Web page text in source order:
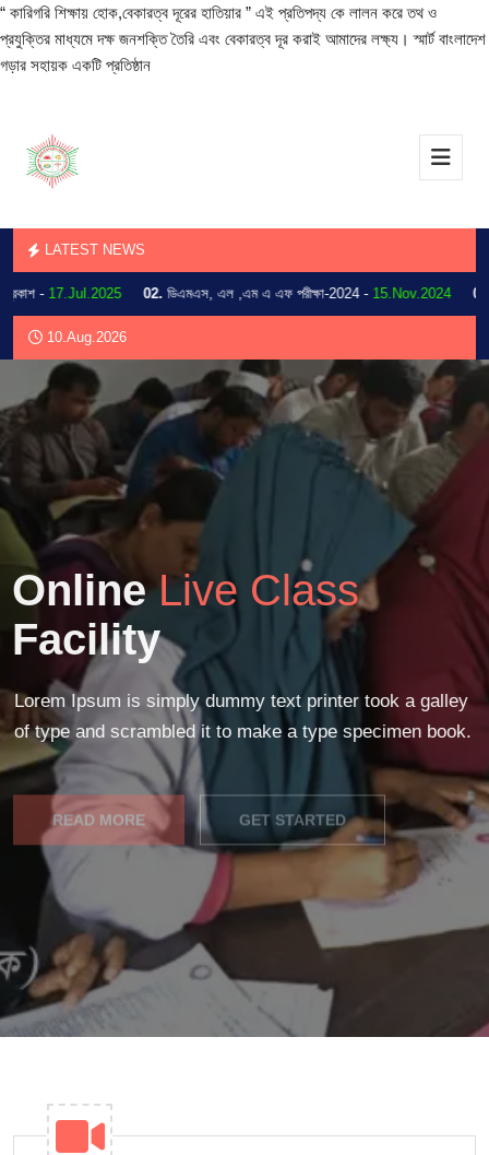
“ কারিগরি শিক্ষায় হোক,বেকারত্ব দূরের হাতিয়ার ” এই প্রতিপদ্য কে লালন করে তথ ও
প্রযুক্তির মাধ্যমে দক্ষ জনশক্তি তৈরি এবং বেকারত্ব দূর করাই আমাদের লক্ষ্য। স্মার্ট বাংলাদেশ
গড়ার সহায়ক একটি প্রতিষ্ঠান
LATEST NEWS
-17.Jul.2025 02. ডিএমএস, এল ,এম এ এফ পরীক্ষা-2024 -15.Nov.2024 03.
10.Aug.2026
OnlineLive Class
Facility
Lorem Ipsum is simply dummy text printer took a galley
of type and scrambled it to make a type specimen book.
READ MORE GET STARTED